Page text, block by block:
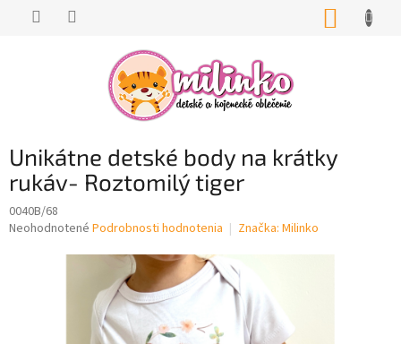
Unikátne detské body na krátky
rukáv- Roztomilý tiger
0040B/68
Priemerné
Neohodnotené Podrobnosti hodnotenia Značka: Milinko